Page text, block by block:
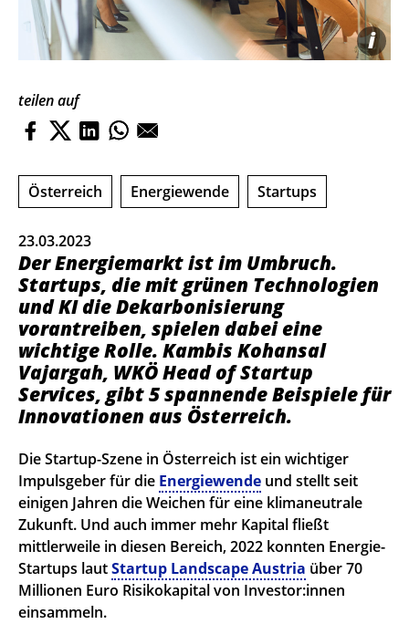
i
teilen auf
Österreich Energiewende Startups
23.03.2023
Der Energiemarkt ist im Umbruch.
Startups, die mit grünen Technologien
und KI die Dekarbonisierung
vorantreiben, spielen dabei eine
wichtige Rolle. Kambis Kohansal
Vajargah, WKÖ Head of Startup
Services, gibt 5 spannende Beispiele für
Innovationen aus Österreich.
Die Startup-Szene in Österreich ist ein wichtiger
Impulsgeber für die Energiewende und stellt seit
einigen Jahren die Weichen für eine klimaneutrale
Zukunft. Und auch immer mehr Kapital fließt
mittlerweile in diesen Bereich, 2022 konnten Energie-
Startups lautStartup Landscape Austria über 70
Millionen Euro Risikokapital von Investor:innen
einsammeln.